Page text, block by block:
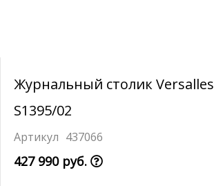
Журнальный столик Versalles
S1395/02
437066
427 990 руб.